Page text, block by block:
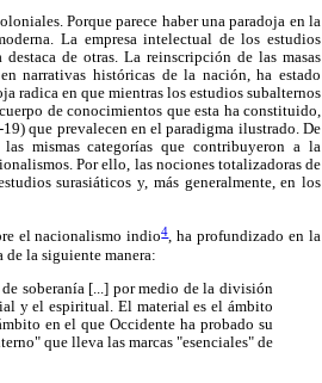
Porque parece haber una paradoja en la
La empresa intelectual de los estudios
de otras. La reinscripción de las masas
en narrativas históricas de la nación, ha estado
radica en que mientras los estudios subalternos
de conocimientos que esta ha constituido,
que prevalecen en el paradigma ilustrado. De
mismas categorías que contribuyeron a la
Por ello, las nociones totalizadoras de
surasiáticos y, más generalmente, en los
el nacionalismo indio4, ha profundizado en la
de la siguiente manera:
soberanía [...] por medio de la división
y el espiritual. El material es el ámbito
en el que Occidente ha probado su
que lleva las marcas "esenciales" de